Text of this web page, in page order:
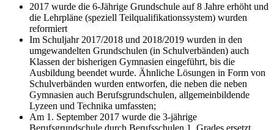
2017 wurde die 6-Jährige Grundschule auf 8 Jahre erhöht und
die Lehrpläne (speziell Teilqualifikationssystem) wurden
reformiert
Im Schuljahr 2017/2018 und 2018/2019 wurden in den
umgewandelten Grundschulen (in Schulverbänden) auch
Klassen der bisherigen Gymnasien eingeführt, bis die
Ausbildung beendet wurde. Ähnliche Lösungen in Form von
Schulverbänden wurden entworfen, die neben die neben
Gymnasien auch Berufsgrundschulen, allgemeinbildende
Lyzeen und Technika umfassten;
Am 1. September 2017 wurde die 3-jährige
Berufsgrundschule durch Berufsschulen 1. Grades ersetzt,